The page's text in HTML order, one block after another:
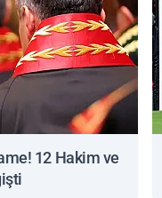
12 Hakim ve